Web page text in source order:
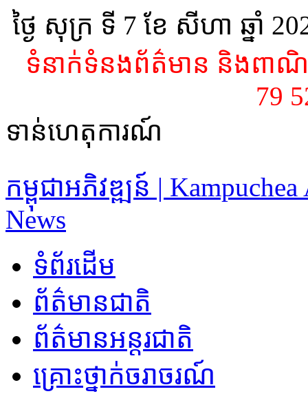
ថ្ងៃ សុក្រ ទី 7​ ខែ សីហា ឆ្នាំ
ទំនាក់ទំនងព័ត៌មាន និងពាណិជ្
79
ទាន់ហេតុការណ៍
កម្ពុជាអភិវឌ្ឍន៍ |
News
ទំព័រដើម
ព័ត៌មានជាតិ
ព័ត៌មានអន្តរជាតិ
គ្រោះថ្នាក់​ចរាចរណ៍